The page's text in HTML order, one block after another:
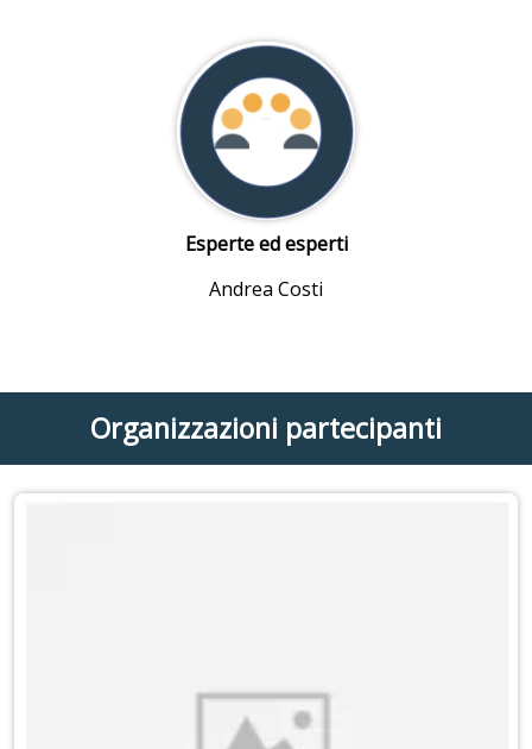
Esperte ed esperti
Andrea Costi
Organizzazioni partecipanti